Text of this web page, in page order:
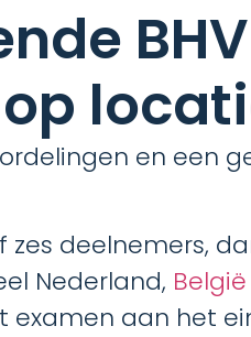
op
en een
deelnemers,
Nederland, België
examen aan het